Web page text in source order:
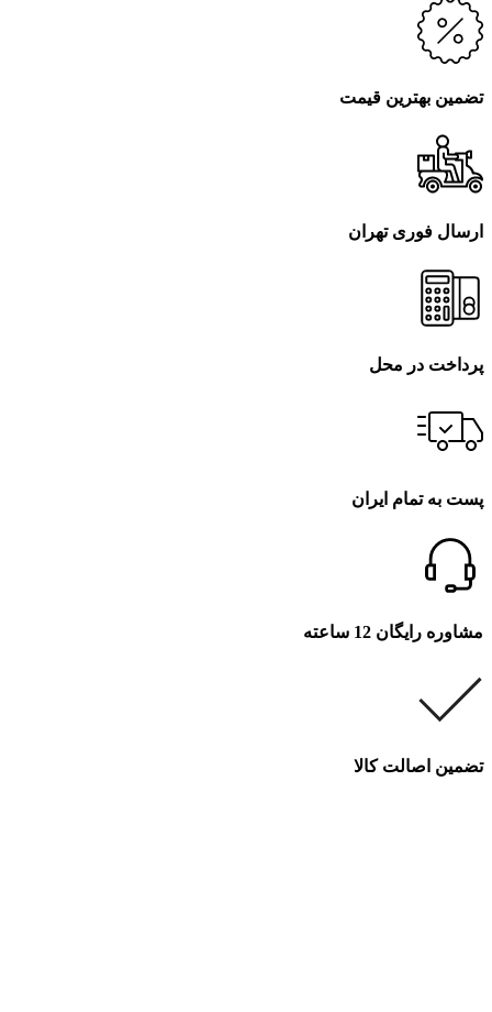
تضمین بهترین قیمت
ارسال فوری تهران
پرداخت در محل
پست به تمام ایران
مشاوره رایگان 12 ساعته
تضمین اصالت کالا